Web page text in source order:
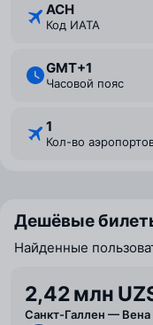
ACH
Код ИАТА
GMT+1
Часовой пояс
1
Кол-во
Дешёвые
Найденные
2,42 млн
Санкт-Галлен — Вена